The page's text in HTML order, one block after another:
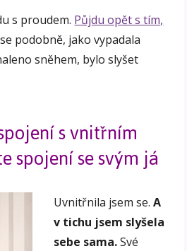
s proudem. Půjdu opět s tím,
podobně, jako vypadala
sněhem, bylo slyšet
s vnitřním
spojení se svým já
Uvnitřnila jsem se.A
v tichu jsem slyšela
sebe sama.Své